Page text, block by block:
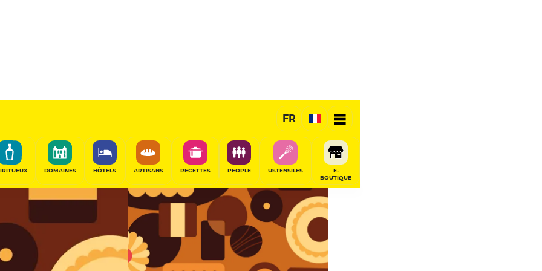
FR
DOMAINES HÔTELS ARTISANS RECETTES PEOPLE USTENSILES
E-
BOUTIQUE
la-Reine, France